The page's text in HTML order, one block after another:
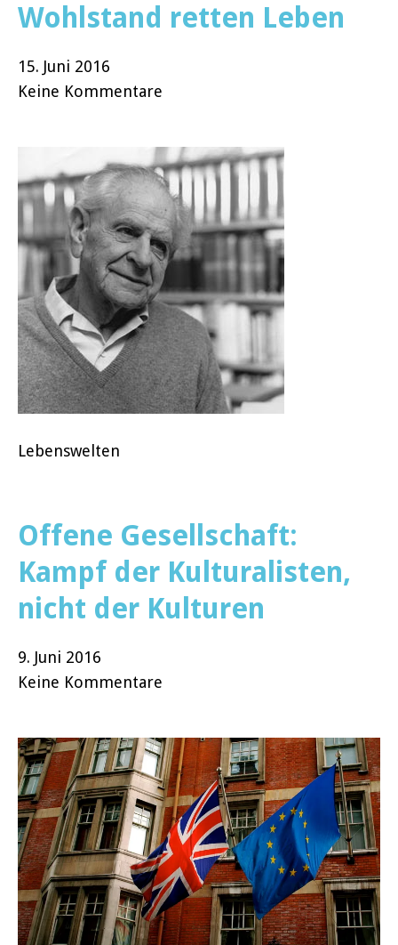
Wohlstand retten Leben
15. Juni 2016
Keine Kommentare
Lebenswelten
Offene Gesellschaft:
Kampf der Kulturalisten,
nicht der Kulturen
9. Juni 2016
Keine Kommentare